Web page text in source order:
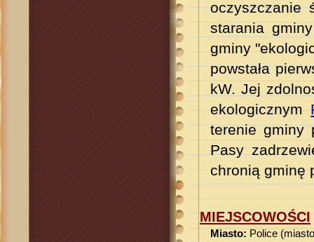
oczyszczanie
starania
gminy
powstała
kW. Jej
ekologicznym
terenie gminy
Pasy
chronią gminę
MIEJSCOWOŚCI
Miasto: Police